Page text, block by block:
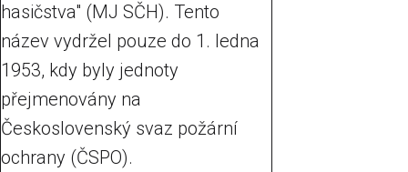
hasičstva" (MJ SČH). Tento
název vydržel pouze do 1. ledna
1953, kdy byly jednoty
přejmenovány na
Československý svaz požární
ochrany (ČSPO).